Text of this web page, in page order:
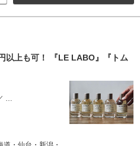
以上も可！ 『LE LABO』『トム
…